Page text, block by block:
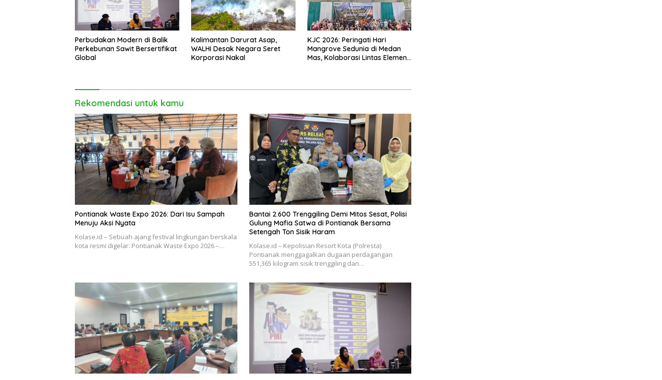
Perbudakan Modern di Balik
Perkebunan Sawit Bersertifikat
Global
Kalimantan Darurat Asap,
WALHI Desak Negara Seret
Korporasi Nakal
KJC 2026: Peringati Hari
Mangrove Sedunia di Medan
Mas, Kolaborasi Lintas Elemen
Rekomendasi untuk kamu
Pontianak Waste Expo 2026: Dari Isu Sampah
Menuju Aksi Nyata
Kolase.id – Sebuah ajang festival lingkungan berskala
kota resmi digelar: Pontianak Waste Expo 2026 –…
Bantai 2.600 Trenggiling Demi Mitos Sesat, Polisi
Gulung Mafia Satwa di Pontianak Bersama
Setengah Ton Sisik Haram
Kolase.id – Kepolisian Resort Kota (Polresta)
Pontianak menggagalkan dugaan perdagangan
551,365 kilogram sisik trenggiling dan…